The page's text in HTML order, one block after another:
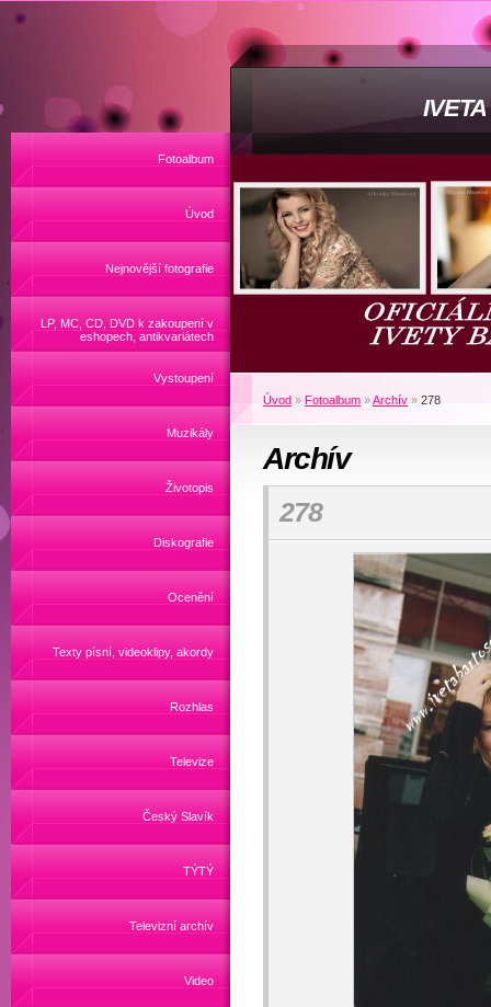
Fotoalbum
Úvod
Nejnovější fotografie
LP, MC, CD, DVD k zakoupení v
eshopech, antikvariátech
Vystoupení
Muzikály
Životopis
Diskografie
Ocenění
Texty písní, videoklipy, akordy
Rozhlas
Televize
Český Slavík
TÝTÝ
Televizní archív
Video
Úvod » Fotoalbum »Archív » 278
Archív
278